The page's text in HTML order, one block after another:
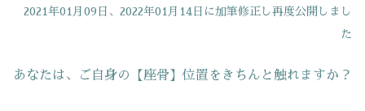
2021年01月09日、2022年01月14日に加筆修正し再度公開しまし
た
あなたは、ご自身の【座骨】位置をきちんと触れますか？